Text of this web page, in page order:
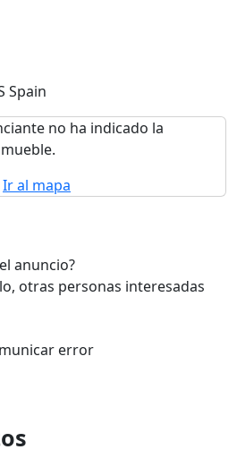
Spain
no ha indicado la
Ir al mapa
anuncio?
otras personas interesadas
error